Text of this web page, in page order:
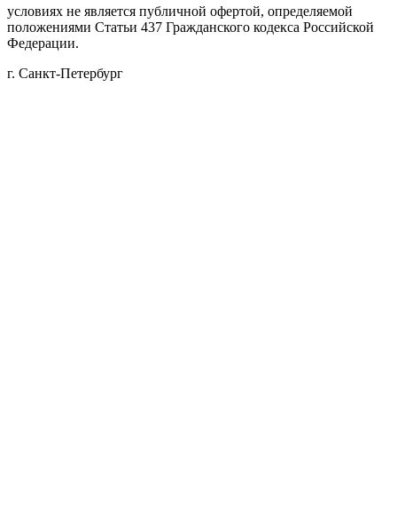
условиях не является публичной офертой, определяемой
положениями Статьи 437 Гражданского кодекса Российской
Федерации.
г. Санкт-Петербург